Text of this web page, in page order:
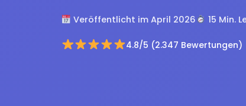
Veröffentlicht im April 2026 15 Min.
4.8/5 (2.347 Bewertungen)